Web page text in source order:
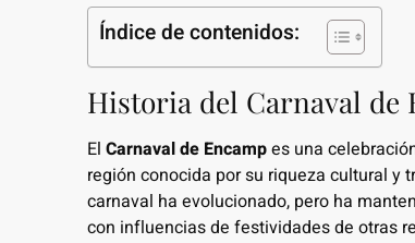
Índice de contenidos:
Historia del Carnaval de
El Carnaval de Encampes una
región conocida por su riqueza cultural y
carnaval ha evolucionado, pero ha
con influencias de festividades de otras